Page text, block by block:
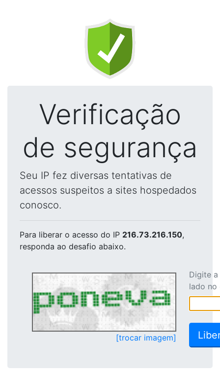
Verificação
de segurança
Seu IP fez diversas tentativas de
acessos suspeitos a sites hospedados
conosco.
Para liberar o acesso do IP 216.73.216.150,
responda ao desafio abaixo.
[trocar imagem]
Digite
lado no